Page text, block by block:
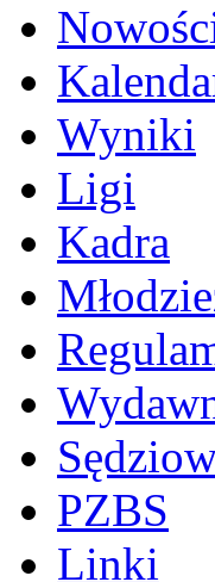
Wyniki
Ligi
Kadra
PZBS
Linki